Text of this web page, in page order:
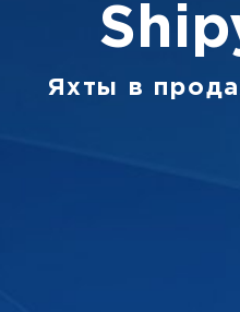
Яхты в